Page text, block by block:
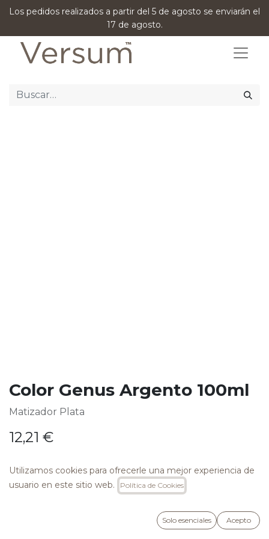
Los pedidos realizados a partir del 5 de agosto se enviarán el
17 de agosto.
Color Genus Argento 100ml
Matizador Plata
12,21 €
AÑADIR A LA CESTA
Utilizamos cookies para ofrecerle una mejor experiencia de
usuario en este sitio web.
Política de Cookies
Solo esenciales Acepto